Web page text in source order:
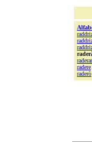
radere
raderò